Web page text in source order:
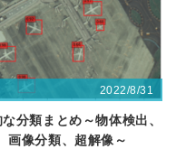
2022/8/31
分類まとめ～物体検出、
画像分類、超解像～